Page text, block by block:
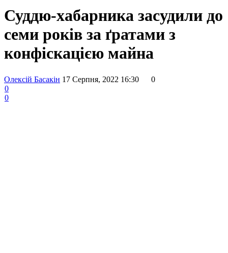
Суддю-хабарника засудили до
семи років за ґратами з
конфіскацією майна
Олексій Басакін 17 Серпня, 2022 16:30
0
0
0